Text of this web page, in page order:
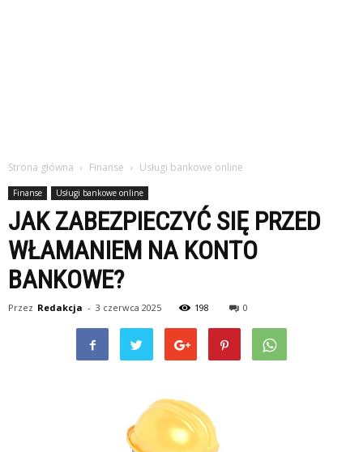
Strona główna Finanse Usługi bankowe online
Finanse Usługi bankowe online
JAK ZABEZPIECZYĆ SIĘ PRZED
WŁAMANIEM NA KONTO
BANKOWE?
Przez Redakcja - 3 czerwca 2025 198 0